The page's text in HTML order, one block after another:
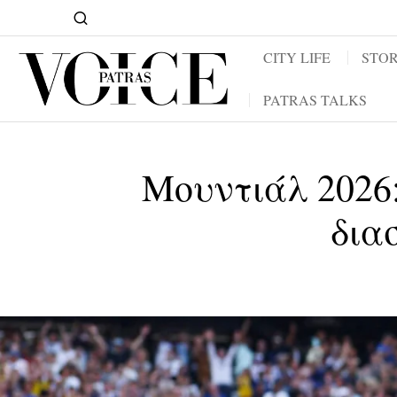
CITY LIFE
PATRAS TALKS
Μουντιάλ